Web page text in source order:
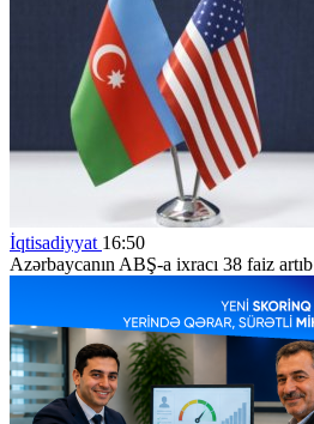
İqtisadiyyat 16:50
Azərbaycanın ABŞ-a ixracı 38 faiz artıb